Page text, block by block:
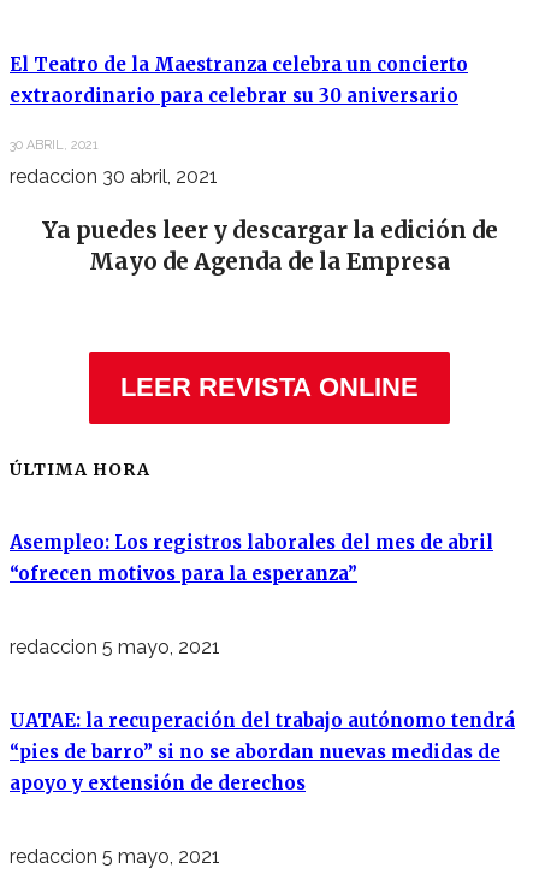
El Teatro de la Maestranza celebra un concierto
extraordinario para celebrar su 30 aniversario
30 ABRIL, 2021
redaccion 30 abril, 2021
Ya puedes leer y descargar la edición de
Mayo de Agenda de la Empresa
LEER REVISTA ONLINE
ÚLTIMA HORA
Asempleo: Los registros laborales del mes de abril
“ofrecen motivos para la esperanza”
redaccion 5 mayo, 2021
UATAE: la recuperación del trabajo autónomo tendrá
“pies de barro” si no se abordan nuevas medidas de
apoyo y extensión de derechos
redaccion 5 mayo, 2021